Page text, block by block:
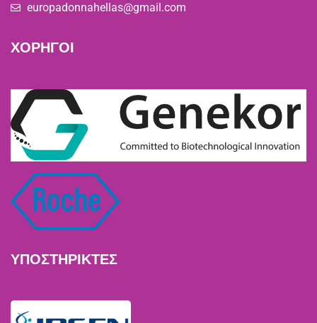
europadonnahellas@gmail.com
ΧΟΡΗΓΟΙ
ΥΠΟΣΤΗΡΙΚΤΕΣ